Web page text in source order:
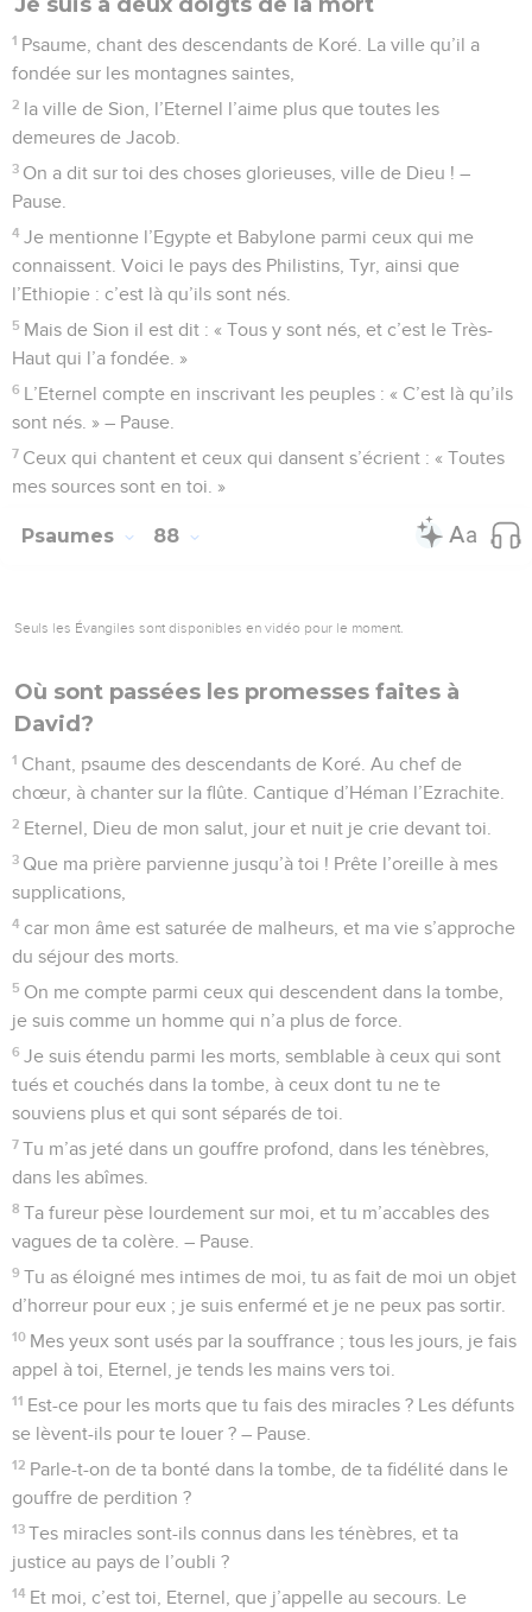
1 Psaume, chant des descendants de Koré. La ville qu’il a
fondée sur les montagnes saintes,
2 la ville de Sion, l’Eternel l’aime plus que toutes les
demeures de Jacob.
3 On a dit sur toi des choses glorieuses, ville de Dieu ! –
Pause.
4 Je mentionne l’Egypte et Babylone parmi ceux qui me
connaissent. Voici le pays des Philistins, Tyr, ainsi que
l’Ethiopie : c’est là qu’ils sont nés.
5 Mais de Sion il est dit : « Tous y sont nés, et c’est le Très-
Haut qui l’a fondée. »
6 L’Eternel compte en inscrivant les peuples : « C’est là qu’ils
sont nés. » – Pause.
7 Ceux qui chantent et ceux qui dansent s’écrient : « Toutes
mes sources sont en toi. »
Psaumes 88
Seuls les Évangiles sont disponibles en vidéo pour le moment.
Où sont passées les promesses faites à
David?
1 Chant, psaume des descendants de Koré. Au chef de
chœur, à chanter sur la flûte. Cantique d’Héman l’Ezrachite.
2 Eternel, Dieu de mon salut, jour et nuit je crie devant toi.
3 Que ma prière parvienne jusqu’à toi ! Prête l’oreille à mes
supplications,
4 car mon âme est saturée de malheurs, et ma vie s’approche
du séjour des morts.
5 On me compte parmi ceux qui descendent dans la tombe,
je suis comme un homme qui n’a plus de force.
6 Je suis étendu parmi les morts, semblable à ceux qui sont
tués et couchés dans la tombe, à ceux dont tu ne te
souviens plus et qui sont séparés de toi.
7 Tu m’as jeté dans un gouffre profond, dans les ténèbres,
dans les abîmes.
8 Ta fureur pèse lourdement sur moi, et tu m’accables des
vagues de ta colère. – Pause.
9 Tu as éloigné mes intimes de moi, tu as fait de moi un objet
d’horreur pour eux ; je suis enfermé et je ne peux pas sortir.
10 Mes yeux sont usés par la souffrance ; tous les jours, je fais
appel à toi, Eternel, je tends les mains vers toi.
11 Est-ce pour les morts que tu fais des miracles ? Les défunts
se lèvent-ils pour te louer ? – Pause.
12 Parle-t-on de ta bonté dans la tombe, de ta fidélité dans le
gouffre de perdition ?
13 Tes miracles sont-ils connus dans les ténèbres, et ta
justice au pays de l’oubli ?
14 Et moi, c’est toi, Eternel, que j’appelle au secours. Le